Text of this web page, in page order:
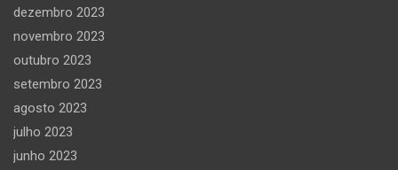
dezembro 2023
novembro 2023
outubro 2023
setembro 2023
agosto 2023
julho 2023
junho 2023